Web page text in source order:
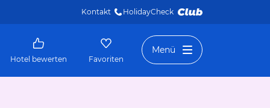
Kontakt HolidayCheck
Hotel bewerten Favoriten
Menü